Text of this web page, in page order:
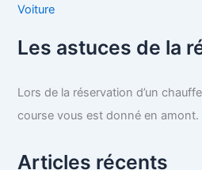
Voiture
Les astuces de la
Lors de la réservation d’un
course vous est donné en amont.
Articles récents